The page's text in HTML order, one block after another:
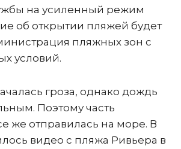
на усиленный режим
об открытии пляжей будет
пляжных зон с
условий.
гроза, однако дождь
Поэтому часть
же отправилась на море. В
видео с пляжа Ривьера в